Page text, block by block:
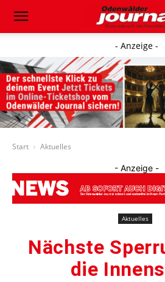
- Anzeige -
Start Aktuelles
- Anzeige -
Aktuelles
Nächste
die